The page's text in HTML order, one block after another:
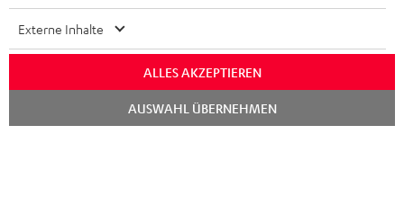
Externe Inhalte
ALLES AKZEPTIEREN
AUSWAHL ÜBERNEHMEN